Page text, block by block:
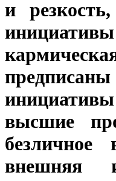
и
высшие
внешняя